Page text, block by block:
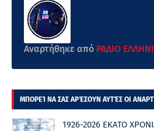
Αναρτήθηκε από ΡΑΔΙΟ
ΜΠΟΡΕΊ ΝΑ ΣΑΣ ΑΡΈΣΟΥΝ ΑΥΤΈΣ ΟΙ
1926-2026 ΕΚΑΤΟ